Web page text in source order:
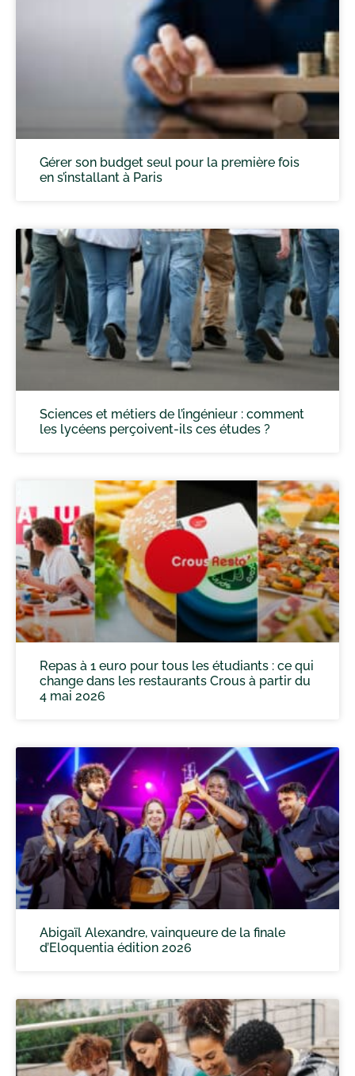
Gérer son budget seul pour la première fois
en s’installant à Paris
Sciences et métiers de l’ingénieur : comment
les lycéens perçoivent-ils ces études ?
Repas à 1 euro pour tous les étudiants : ce qui
change dans les restaurants Crous à partir du
4 mai 2026
Abigaïl Alexandre, vainqueure de la finale
d’Eloquentia édition 2026